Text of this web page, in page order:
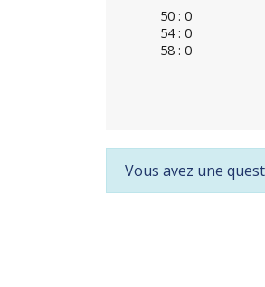
50 : 0
54 : 0
58 : 0
Vous avez une